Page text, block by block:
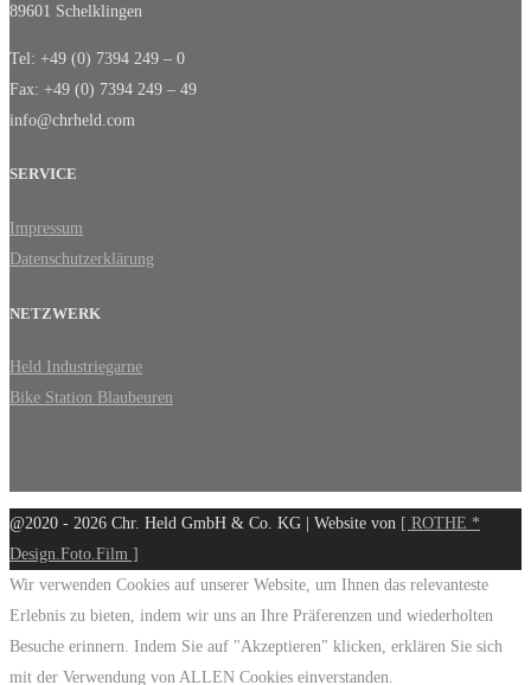
89601 Schelklingen
Tel: +49 (0) 7394 249 – 0
Fax: +49 (0) 7394 249 – 49
info@chrheld.com
SERVICE
Impressum
Datenschutzerklärung
NETZWERK
Held Industriegarne
Bike Station Blaubeuren
@2020 - 2026 Chr. Held GmbH & Co. KG | Website von [ ROTHE *
Design.Foto.Film ]
Wir verwenden Cookies auf unserer Website, um Ihnen das relevanteste
Erlebnis zu bieten, indem wir uns an Ihre Präferenzen und wiederholten
Besuche erinnern. Indem Sie auf "Akzeptieren" klicken, erklären Sie sich
mit der Verwendung von ALLEN Cookies einverstanden.